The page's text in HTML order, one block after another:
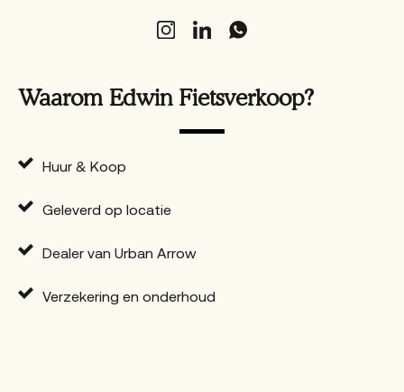
Waarom Edwin Fietsverkoop?
Huur & Koop
Geleverd op locatie
Dealer van Urban Arrow
Verzekering en onderhoud